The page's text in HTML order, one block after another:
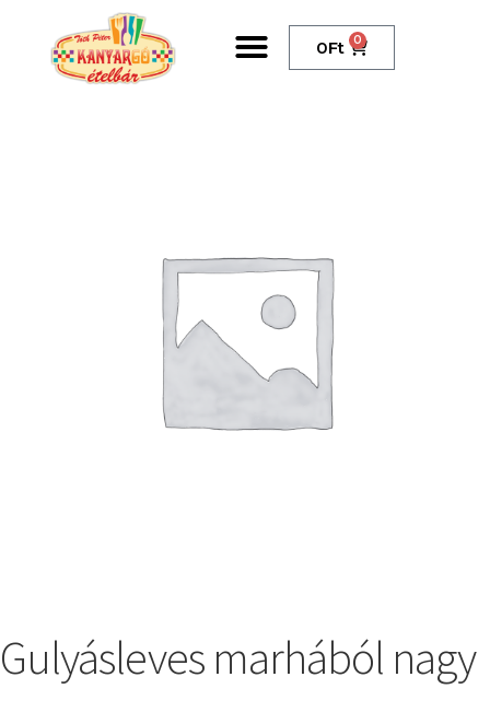
0Ft 0
Gulyásleves marhából nagy